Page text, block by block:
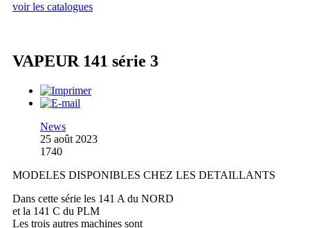
voir les catalogues
VAPEUR 141 série 3
News
25 août 2023
1740
MODELES DISPONIBLES CHEZ LES DETAILLANTS
Dans cette série les 141 A du NORD
et la 141 C du PLM
Les trois autres machines sont